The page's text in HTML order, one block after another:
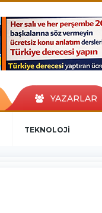
YAZARLAR
TEKNOLOJİ